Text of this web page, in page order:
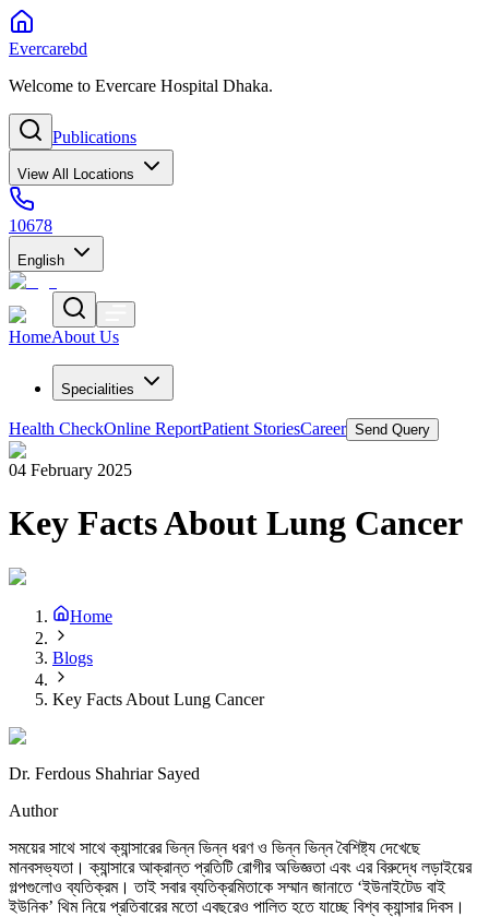
Evercarebd
Welcome to Evercare Hospital Dhaka.
Publications
View All Locations
10678
English
HomeAbout Us
Specialities
Health CheckOnline ReportPatient StoriesCareer Send Query
04 February 2025
Key Facts About Lung Cancer
Home
Blogs
Key Facts About Lung Cancer
Dr. Ferdous Shahriar Sayed
Author
সময়ের সাথে সাথে ক্যান্সারের ভিন্ন ভিন্ন ধরণ ও ভিন্ন ভিন্ন বৈশিষ্ট্য দেখেছে
মানবসভ্যতা। ক্যান্সারে আক্রান্ত প্রতিটি রোগীর অভিজ্ঞতা এবং এর বিরুদ্ধে লড়াইয়ের
গল্পগুলোও ব্যতিক্রম। তাই সবার ব্যতিক্রমিতাকে সম্মান জানাতে ‘ইউনাইটেড বাই
ইউনিক’ থিম নিয়ে প্রতিবারের মতো এবছরেও পালিত হতে যাচ্ছে বিশ্ব ক্যান্সার দিবস।